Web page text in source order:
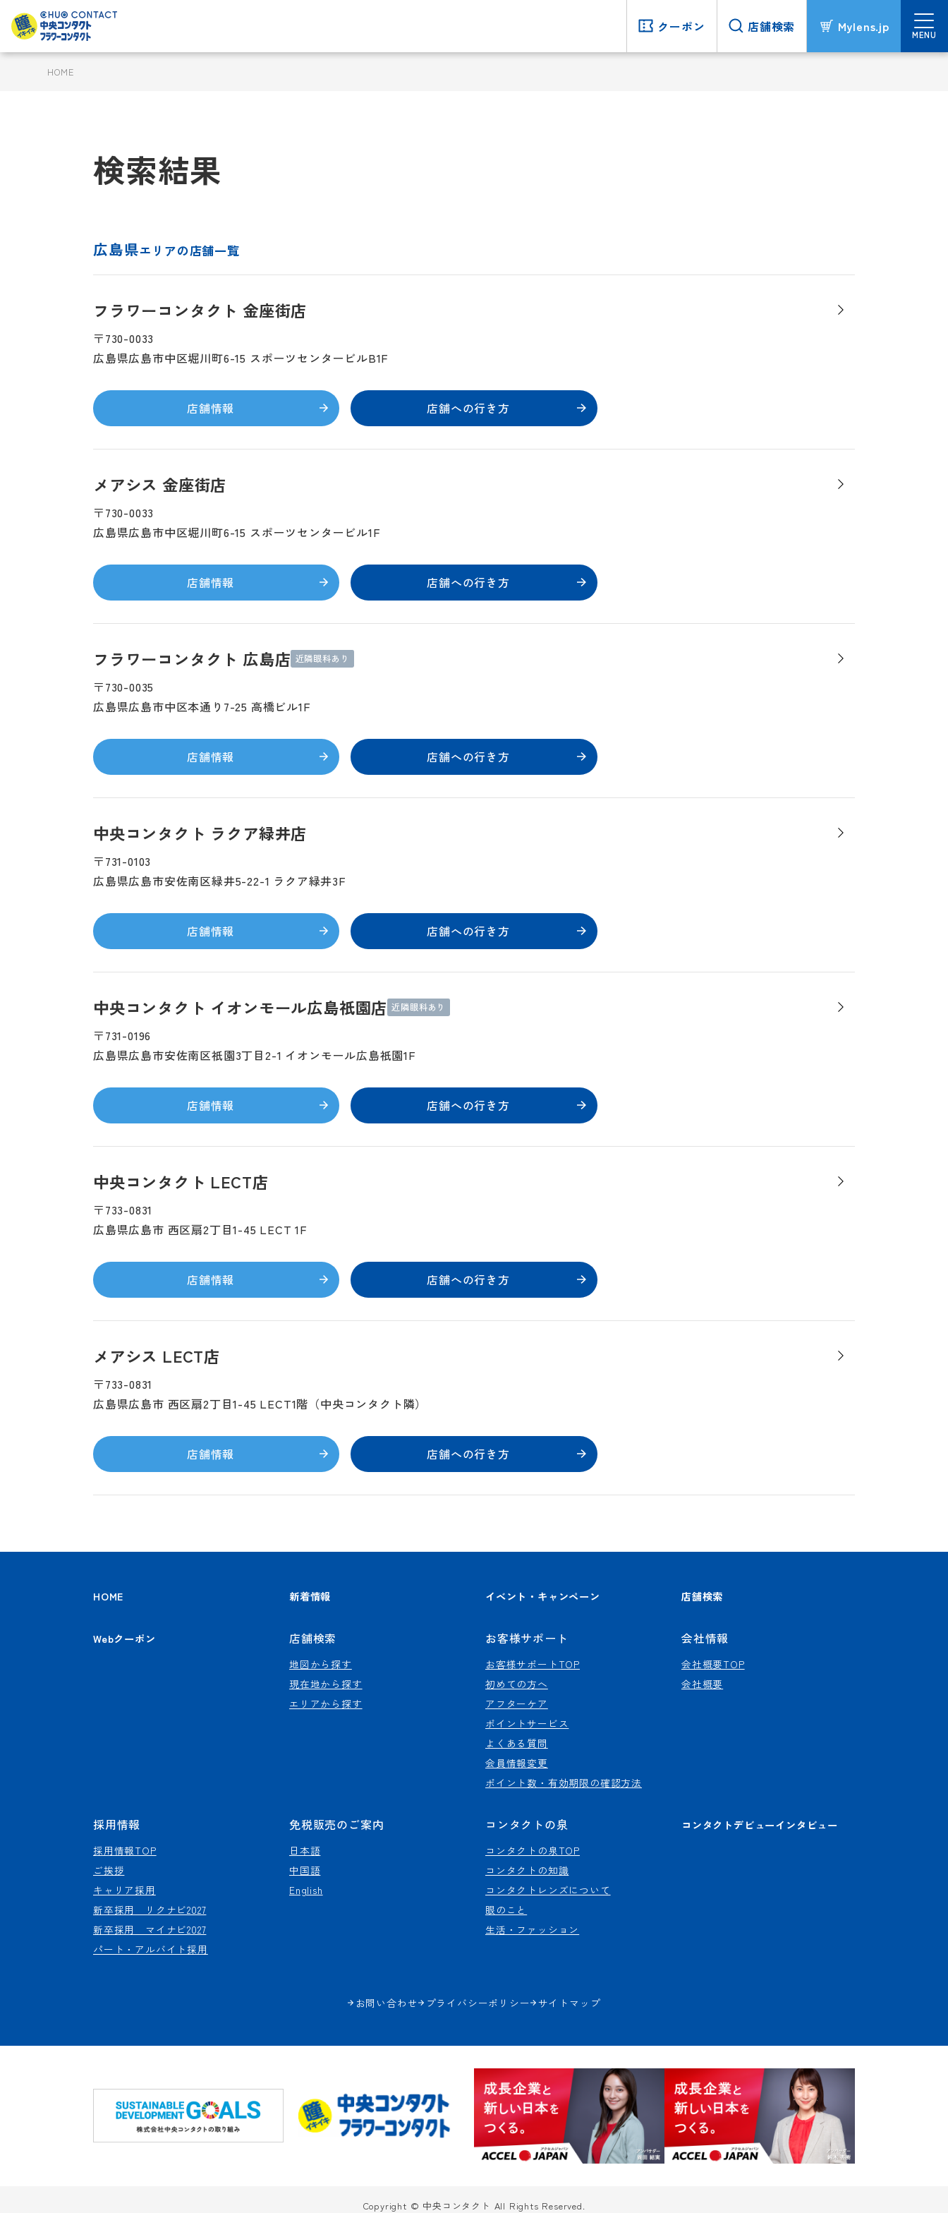
クーポン 店舗検索 Mylens.jp
MENU
HOME
検索結果
広島県エリアの店舗一覧
フラワーコンタクト 金座街店
〒730-0033
広島県広島市中区堀川町6-15 スポーツセンタービルB1F
店舗情報 店舗への行き方
メアシス 金座街店
〒730-0033
広島県広島市中区堀川町6-15 スポーツセンタービル1F
店舗情報 店舗への行き方
フラワーコンタクト 広島店 近隣眼科あり
〒730-0035
広島県広島市中区本通り7-25 高橋ビル1F
店舗情報 店舗への行き方
中央コンタクト ラクア緑井店
〒731-0103
広島県広島市安佐南区緑井5-22-1 ラクア緑井3F
店舗情報 店舗への行き方
中央コンタクト イオンモール広島祇園店 近隣眼科あり
〒731-0196
広島県広島市安佐南区祇園3丁目2-1 イオンモール広島祇園1F
店舗情報 店舗への行き方
中央コンタクト LECT店
〒733-0831
広島県広島市 西区扇2丁目1-45 LECT 1F
店舗情報 店舗への行き方
メアシス LECT店
〒733-0831
広島県広島市 西区扇2丁目1-45 LECT1階（中央コンタクト隣）
店舗情報 店舗への行き方
HOME 新着情報 イベント・キャンペーン 店舗検索
Webクーポン 店舗検索
地図から探す
現在地から探す
エリアから探す
お客様サポート
お客様サポートTOP
初めての方へ
アフターケア
ポイントサービス
よくある質問
会員情報変更
ポイント数・有効期限の確認方法
会社情報
会社概要TOP
会社概要
採用情報
採用情報TOP
ご挨拶
キャリア採用
新卒採用 リクナビ2027
新卒採用 マイナビ2027
パート・アルバイト採用
免税販売のご案内
日本語
中国語
English
コンタクトの泉
コンタクトの泉TOP
コンタクトの知識
コンタクトレンズについて
眼のこと
生活・ファッション
コンタクトデビューインタビュー
お問い合わせ プライバシーポリシー サイトマップ
Copyright © 中央コンタクト All Rights Reserved.
クーポン 店舗検索 Mylens.jp
MENU